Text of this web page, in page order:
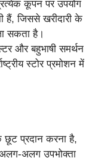
कूपन पर उपयोग
हैं, जिससे खरीदारी के
सकता है।
और बहुभाषी समर्थन
स्टोर प्रमोशन में
छूट प्रदान करना है,
अलग-अलग उपभोक्ता